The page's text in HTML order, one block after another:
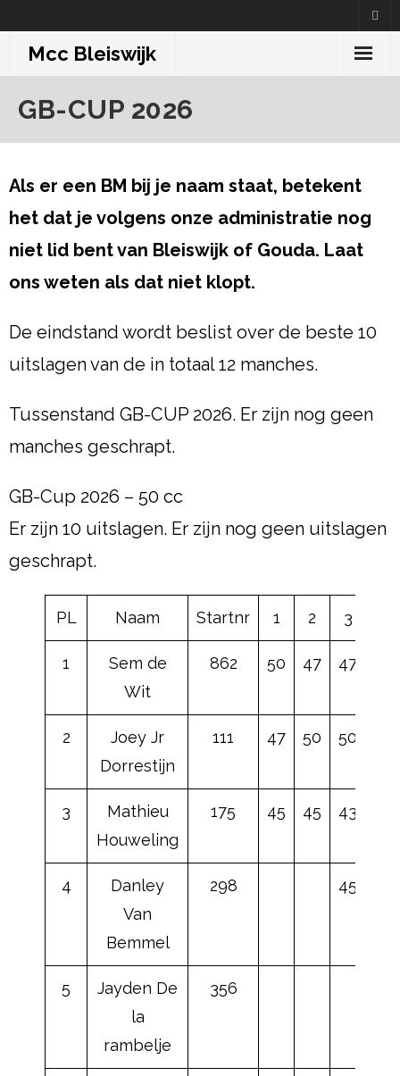
to
contentMcc Bleiswijk
GB-CUP 2026
Als er een BM bij je naam staat, betekent
het dat je volgens onze administratie nog
niet lid bent van Bleiswijk of Gouda. Laat
ons weten als dat niet klopt.
De eindstand wordt beslist over de beste 10
uitslagen van de in totaal 12 manches.
Tussenstand GB-CUP 2026. Er zijn nog geen
manches geschrapt.
GB-Cup 2026 – 50 cc
Er zijn 10 uitslagen. Er zijn nog geen uitslagen
geschrapt.
PL Naam Startnr 1 2 3
1
Sem de
Wit
862 50 47 47
2
Joey Jr
Dorrestijn
111 47 50 50
3
Mathieu
Houweling
175 45 45 43
4
Danley
Van
Bemmel
298 45
5
Jayden De
la
rambelje
356